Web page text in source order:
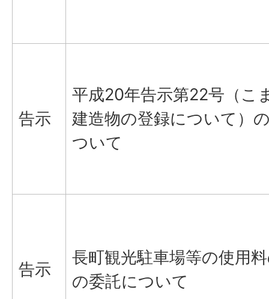
告示
平成20年告示第22号（こ
建造物の登録について）
ついて
告示
長町観光駐車場等の使用
の委託について